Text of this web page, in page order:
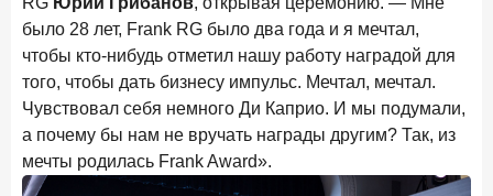
По итогам июня 2026 года объем выдач кредитов
составил 1 166,4 млрд руб.
3 июля 2026 года
«Скорость измеряется секундами». Новые стандарты
банковского контакт-центра
25 июня 2026 года
было 28 лет, Frank RG было два года и я мечтал,
чтобы кто-нибудь отметил нашу работу наградой для
того, чтобы дать бизнесу импульс. Мечтал, мечтал.
Чувствовал себя немного Ди Каприо. И мы подумали,
а почему бы нам не вручать награды другим? Так, из
мечты родилась Frank Award».